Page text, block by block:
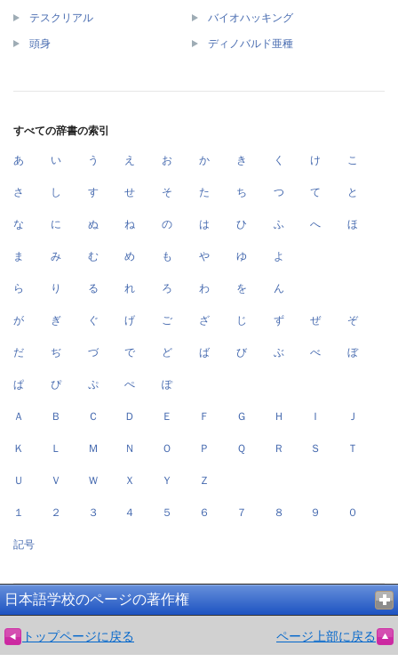
テスクリアル バイオハッキング
頭身 ディノバルド亜種
すべての辞書の索引
あ い う え お か き く け こ
さ し す せ そ た ち つ て と
な に ぬ ね の は ひ ふ へ ほ
ま み む め も や ゆ よ
ら り る れ ろ わ を ん
が ぎ ぐ げ ご ざ じ ず ぜ ぞ
だ ぢ づ で ど ば び ぶ べ ぼ
ぱ ぴ ぷ ぺ ぽ
Ａ Ｂ Ｃ Ｄ Ｅ Ｆ Ｇ Ｈ Ｉ Ｊ
Ｋ Ｌ Ｍ Ｎ Ｏ Ｐ Ｑ Ｒ Ｓ Ｔ
Ｕ Ｖ Ｗ Ｘ Ｙ Ｚ
１ ２ ３ ４ ５ ６ ７ ８ ９ ０
記号
日本語学校のページの著作権
トップページに戻る ページ上部に戻る